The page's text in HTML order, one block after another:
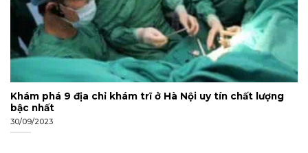
Khám phá 9 địa chỉ khám trĩ ở Hà Nội uy tín chất lượng
bậc nhất
30/09/2023